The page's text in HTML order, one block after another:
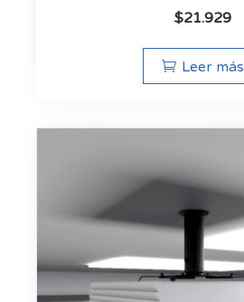
$21.929
Leer más